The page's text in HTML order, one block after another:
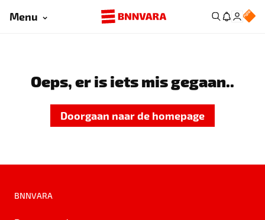
Menu
Oeps, er is iets mis gegaan..
Doorgaan naar de homepage
BNNVARA